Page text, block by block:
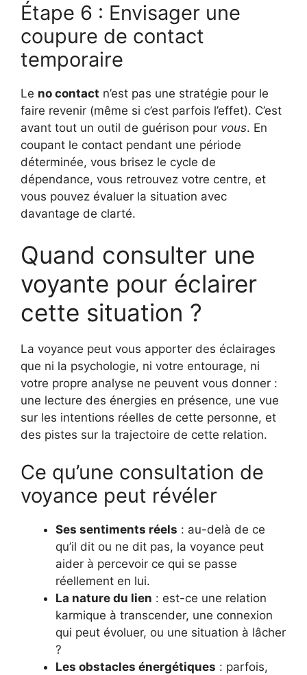
Étape 6 : Envisager une
coupure de contact
temporaire
Le no contact n’est pas une stratégie pour le
faire revenir (même si c’est parfois l’effet). C’est
avant tout un outil de guérison pour vous. En
coupant le contact pendant une période
déterminée, vous brisez le cycle de
dépendance, vous retrouvez votre centre, et
vous pouvez évaluer la situation avec
davantage de clarté.
Quand consulter une
voyante pour éclairer
cette situation ?
La voyance peut vous apporter des éclairages
que ni la psychologie, ni votre entourage, ni
votre propre analyse ne peuvent vous donner :
une lecture des énergies en présence, une vue
sur les intentions réelles de cette personne, et
des pistes sur la trajectoire de cette relation.
Ce qu’une consultation de
voyance peut révéler
Ses sentiments réels : au-delà de ce
qu’il dit ou ne dit pas, la voyance peut
aider à percevoir ce qui se passe
réellement en lui.
La nature du lien : est-ce une relation
karmique à transcender, une connexion
qui peut évoluer, ou une situation à lâcher
?
Les obstacles énergétiques : parfois,